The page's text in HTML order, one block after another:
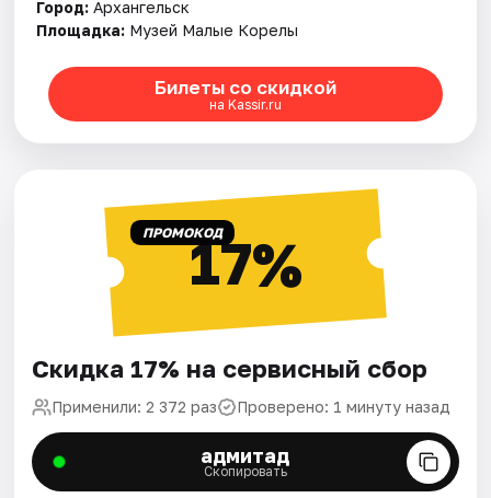
Город: Архангельск
Площадка: Музей Малые Корелы
Билеты со скидкой
на Kassir.ru
ПРОМОКОД17%
Скидка 17% на сервисный сбор
Применили: 2 372 раз Проверено: 1 минуту назад
адмитад
Скопировать